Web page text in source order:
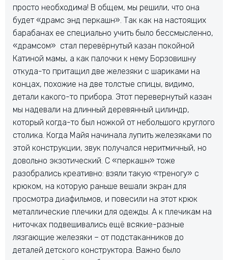
просто необходима! В общем, мы решили, что она
будет «драмс энд перкашн». Так как на настоящих
барабанах ее специально учить было бессмысленно,
«драмсом» стал перевёрнутый казан покойной
Катиной мамы, а как палочки к нему Борзовишну
откуда-то притащил две железяки с шариками на
концах, похожие на две толстые спицы, видимо,
детали какого-то прибора. Этот перевернутый казан
мы надевали на длинный деревянный цилиндр,
который когда-то был ножкой от небольшого круглого
столика. Когда Майя начинала лупить железяками по
этой конструкции, звук получался неритмичный, но
довольно экзотический. С «перкашн» тоже
разобрались креативно: взяли такую «треногу» с
крюком, на которую раньше вешали экран для
просмотра диафильмов, и повесили на этот крюк
металлические плечики для одежды. А к плечикам на
ниточках подвешивались ещё всякие-разные
лязгающие железяки – от подстаканников до
деталей детского конструктора. Важно было